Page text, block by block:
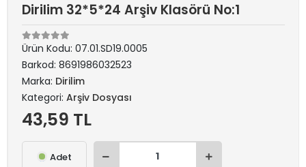
Dirilim 32*5*24 Arşiv Klasörü No:1
Ürün Kodu: 07.01.SD19.0005
Barkod: 8691986032523
Marka: Dirilim
Kategori: Arşiv Dosyası
43,59 TL
Adet